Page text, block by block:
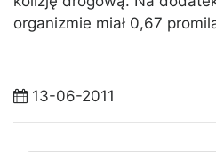
organizmie miał 0,67
13-06-2011